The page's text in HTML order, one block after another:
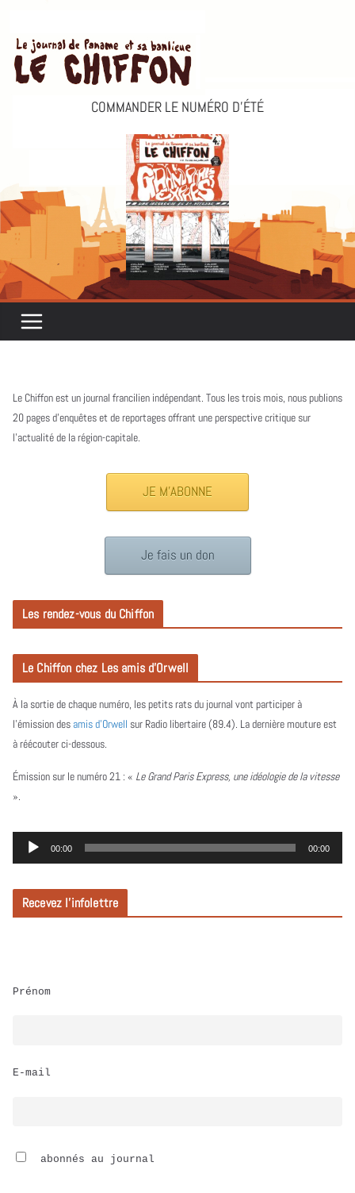
contenu
COMMANDER LE NUMÉRO D’ÉTÉ
Le Chiffon est un journal francilien indépendant. Tous les trois mois, nous publions
20 pages d’enquêtes et de reportages offrant une perspective critique sur
l’actualité de la région-capitale.
JE M'ABONNE
Je fais un don
Les rendez-vous du Chiffon
Le Chiffon chez Les amis d’Orwell
À la sortie de chaque numéro, les petits rats du journal vont participer à
l’émission des amis d’Orwell sur Radio libertaire (89.4). La dernière mouture est
à réécouter ci-dessous.
Émission sur le numéro 21 : « Le Grand Paris Express, une idéologie de la vitesse
».
e
c
t
r
i
00:00 00:00
Recevez l’infolettre
Prénom
E-mail
abonnés au journal